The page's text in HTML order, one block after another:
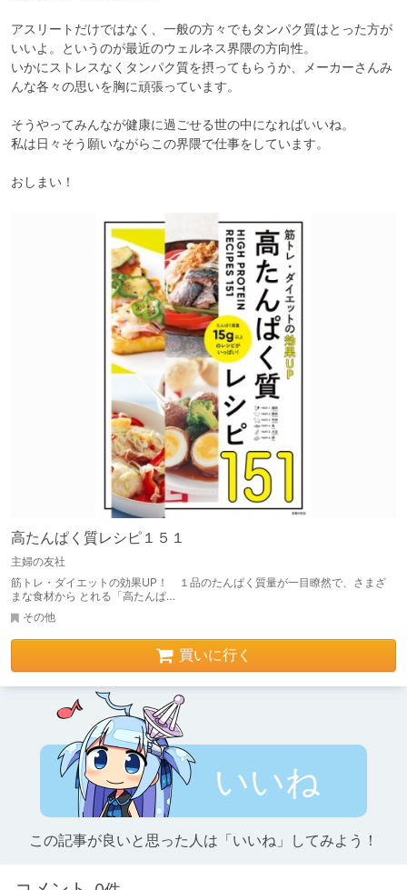
アスリートだけではなく、一般の方々でもタンパク質はとった方が
いいよ。というのが最近のウェルネス界隈の方向性。
いかにストレスなくタンパク質を摂ってもらうか、メーカーさんみ
んな各々の思いを胸に頑張っています。
そうやってみんなが健康に過ごせる世の中になればいいね。
私は日々そう願いながらこの界隈で仕事をしています。
おしまい！
高たんぱく質レシピ１５１
主婦の友社
筋トレ・ダイエットの効果UP！ １品のたんぱく質量が一目瞭然で、さまざ
まな食材から とれる「高たんぱ…
その他
買いに行く
いいね
この記事が良いと思った人は「いいね」してみよう！